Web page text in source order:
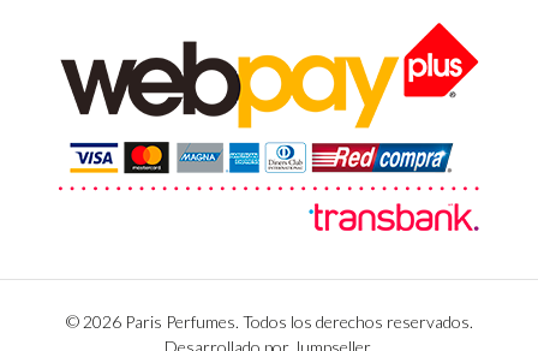
© 2026 Paris Perfumes. Todos los derechos reservados.
Desarrollado por Jumpseller.